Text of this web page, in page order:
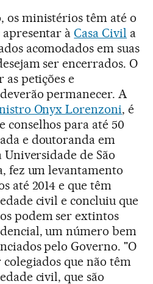
os ministérios têm até o
apresentar àCasa Civil a
acomodados em suas
ser encerrados. O
as petições e
permanecer. A
Onyx Lorenzoni, é
para até 50
e doutoranda em
de São
fez um levantamento
até 2014 e que têm
civil e concluiu que
podem ser extintos
um número bem
pelo Governo. "O
que não têm
civil, que são